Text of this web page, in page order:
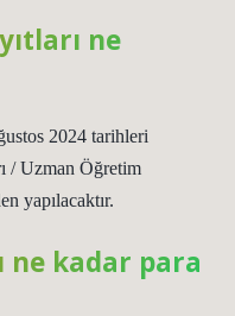
ne
2024 tarihleri
/ Uzman Öğretim
yapılacaktır.
ne kadar para